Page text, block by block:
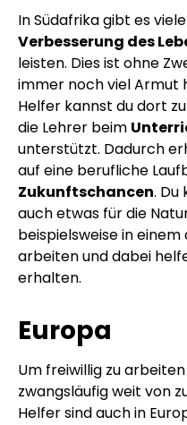
In Südafrika gibt es
Verbesserung des
leisten. Dies ist ohne
immer noch viel Armut
Helfer kannst du dort
die Lehrer beim
unterstützt. Dadurch
auf eine berufliche
Zukunftschancen. Du
auch etwas für die
beispielsweise in
arbeiten und dabei
erhalten.
Europa
Um freiwillig zu
zwangsläufig weit von
Helfer sind auch in